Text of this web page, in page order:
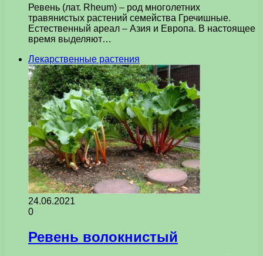
Ревень (лат. Rheum) – род многолетних
травянистых растений семейства Гречишные.
Естественный ареал – Азия и Европа. В настоящее
время выделяют…
Лекарственные растения
24.06.2021
0
Ревень волокнистый